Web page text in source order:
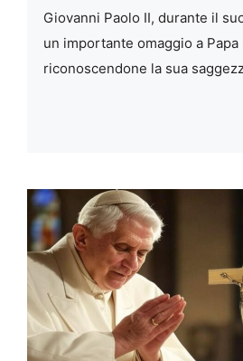
Giovanni Paolo II, durante il
un importante omaggio a Papa
riconoscendone la sua